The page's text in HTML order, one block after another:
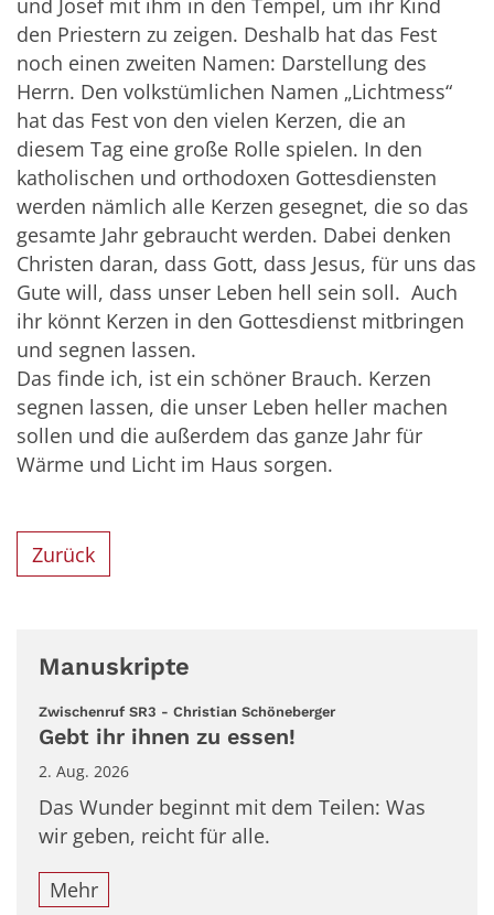
und Josef mit ihm in den Tempel, um ihr Kind
den Priestern zu zeigen. Deshalb hat das Fest
noch einen zweiten Namen: Darstellung des
Herrn. Den volkstümlichen Namen „Lichtmess“
hat das Fest von den vielen Kerzen, die an
diesem Tag eine große Rolle spielen. In den
katholischen und orthodoxen Gottesdiensten
werden nämlich alle Kerzen gesegnet, die so das
gesamte Jahr gebraucht werden. Dabei denken
Christen daran, dass Gott, dass Jesus, für uns das
Gute will, dass unser Leben hell sein soll. Auch
ihr könnt Kerzen in den Gottesdienst mitbringen
und segnen lassen.
Das finde ich, ist ein schöner Brauch. Kerzen
segnen lassen, die unser Leben heller machen
sollen und die außerdem das ganze Jahr für
Wärme und Licht im Haus sorgen.
Zurück
Manuskripte
Zwischenruf SR3 - Christian Schöneberger:
Gebt ihr ihnen zu essen!
2. Aug. 2026
Das Wunder beginnt mit dem Teilen: Was
wir geben, reicht für alle.
Mehr